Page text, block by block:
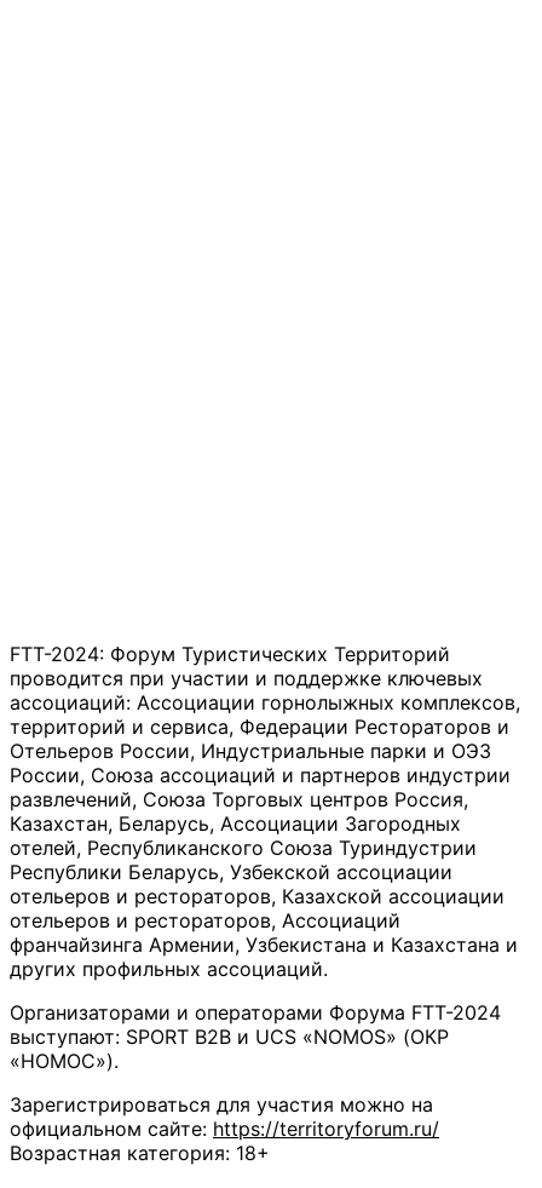
FTT-2024: Форум Туристических Территорий
проводится при участии и поддержке ключевых
ассоциаций: Ассоциации горнолыжных комплексов,
территорий и сервиса, Федерации Рестораторов и
Отельеров России, Индустриальные парки и ОЭЗ
России, Союза ассоциаций и партнеров индустрии
развлечений, Союза Торговых центров Россия,
Казахстан, Беларусь, Ассоциации Загородных
отелей, Республиканского Союза Туриндустрии
Республики Беларусь, Узбекской ассоциации
отельеров и рестораторов, Казахской ассоциации
отельеров и рестораторов, Ассоциаций
франчайзинга Армении, Узбекистана и Казахстана и
других профильных ассоциаций.
Организаторами и операторами Форума FTT-2024
выступают: SPORT B2B и UCS «NOMOS» (ОКР
«НОМОС»).
Зарегистрироваться для участия можно на
официальном сайте: https://territoryforum.ru/
Возрастная категория: 18+